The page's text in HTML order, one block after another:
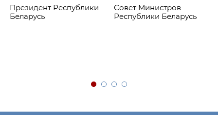
Президент Республики
Беларусь
Совет Министров
Республики Беларусь